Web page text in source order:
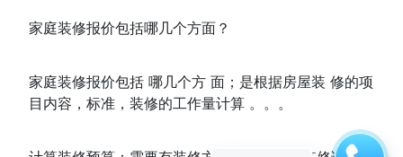
家庭装修报价包括哪几个方面？
家庭装修报价包括 哪几个方 面；是根据房屋装 修的项
目内容，标准，装修的工作量计算 。。。